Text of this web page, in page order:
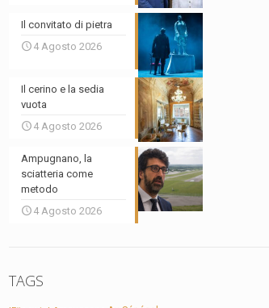
Il convitato di pietra
4 Agosto 2026
Il cerino e la sedia
vuota
4 Agosto 2026
Ampugnano, la
sciatteria come
metodo
4 Agosto 2026
TAGS